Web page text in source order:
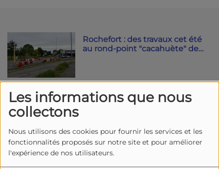
Les informations que nous
collectons
Nous utilisons des cookies pour fournir les services et les
fonctionnalités proposés sur notre site et pour améliorer
l'expérience de nos utilisateurs.
Rochefort : des travaux cet été
au rond-point "cacahuète" de
Charente-Maritime : les